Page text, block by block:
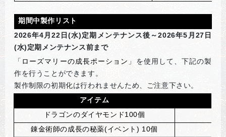
期間中製作リスト
2026年4月22日(水)定期メンテナンス後～2026年5月27日
(水)定期メンテナンス前まで
「 ローズマリーの成長ポーション 」を使用して、下記の製
作を行うことができます。
製作制限の初期化は行われませんため、ご注意下さい。
アイテム
ドラゴンのダイヤモンド100個
錬金術師の成長の秘薬(イベント) 10個